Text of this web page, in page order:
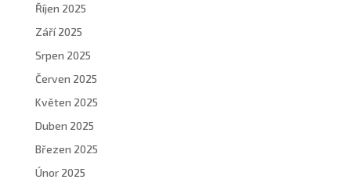
Říjen 2025
Září 2025
Srpen 2025
Červen 2025
Květen 2025
Duben 2025
Březen 2025
Únor 2025